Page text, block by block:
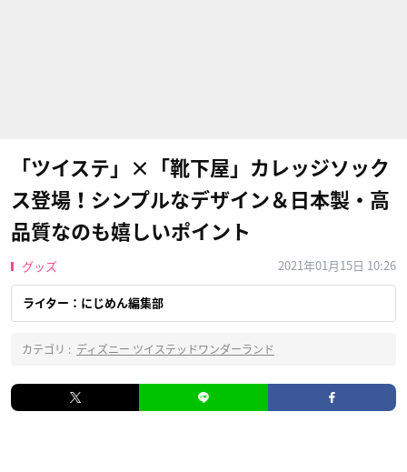
「ツイステ」×「靴下屋」カレッジソック
ス登場！シンプルなデザイン＆日本製・高
品質なのも嬉しいポイント
グッズ 2021年01月15日 10:26
ライター：にじめん編集部
カテゴリ : ディズニー ツイステッドワンダーランド